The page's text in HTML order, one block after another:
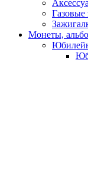
Газовые
Монеты,